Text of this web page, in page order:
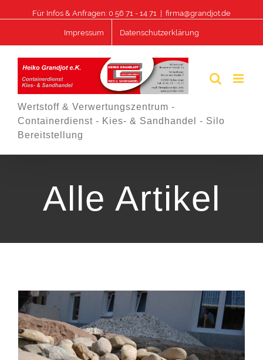
content
Für Infos & Anfragen: 0 56 71 - 14 71 firma@grandjot.de
Impressum Datenschutzerklärung
Wertstoff & Verwertungszentrum -
Containerdienst - Kies- & Sandhandel - Silo
Bereitstellung
Alle Artikel